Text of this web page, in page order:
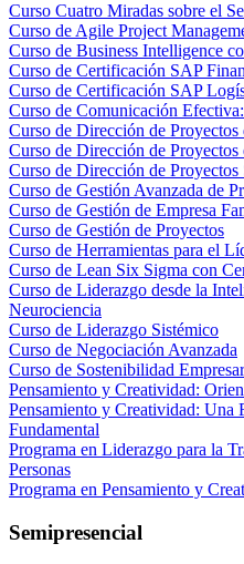
Curso Cuatro Miradas sobre el
Curso de Agile Project
Curso de Business Intelligence
Curso de Certificación SAP
Curso de Certificación SAP
Curso de Comunicación
Curso de Dirección de Proyectos
Curso de Dirección de Proyectos
Curso de Dirección de Proyectos
Curso de Gestión Avanzada de
Curso de Gestión de Empresa
Curso de Gestión de Proyectos
Curso de Herramientas para el
Curso de Lean Six Sigma con
Curso de Liderazgo desde la
Neurociencia
Curso de Liderazgo Sistémico
Curso de Negociación Avanzada
Curso de Sostenibilidad
Pensamiento y Creatividad:
Pensamiento y Creatividad: Una
Fundamental
Programa en Liderazgo para la
Personas
Programa en Pensamiento y
Semipresencial